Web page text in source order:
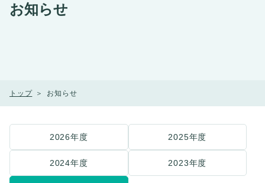
お知らせ
トップ お知らせ
2026年度 2025年度
2024年度 2023年度